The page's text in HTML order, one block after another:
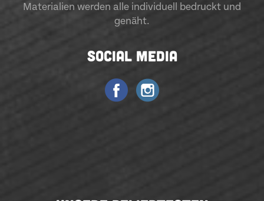
Materialien werden alle individuell bedruckt und
genäht.
SOCIAL MEDIA